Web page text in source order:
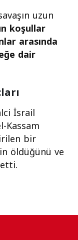
uzun
koşullar
arasında
dair
İsrail
Kassam
bir
öldüğünü ve